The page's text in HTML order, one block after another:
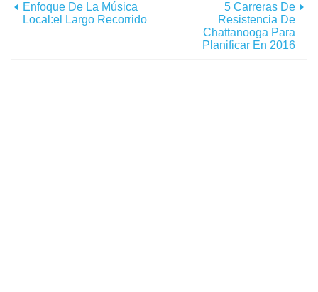
Enfoque De La Música
Local:el Largo Recorrido
5 Carreras De
Resistencia De
Chattanooga Para
Planificar En 2016